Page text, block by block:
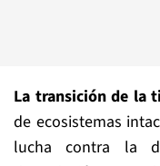
La transición de la
de ecosistemas
lucha contra la